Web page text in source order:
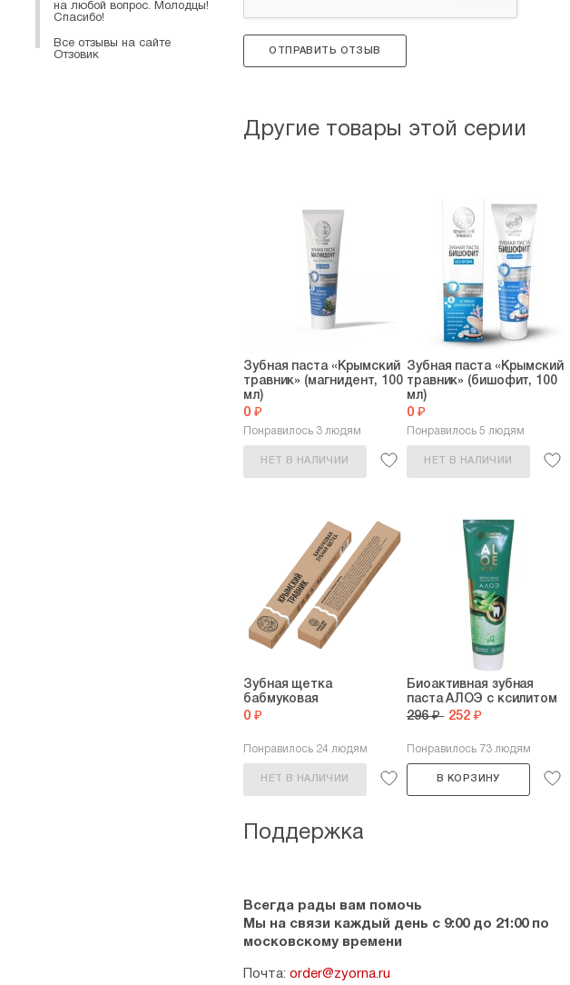
ОТПРАВИТЬ ОТЗЫВ
Другие товары этой серии
Зубная паста «Крымский
травник» (магнидент, 100
мл)
0 ₽
Понравилось 3 людям
НЕТ В НАЛИЧИИ
Зубная паста «Крымский
травник» (бишофит, 100
мл)
0 ₽
Понравилось 5 людям
НЕТ В НАЛИЧИИ
Зубная щетка
бабмуковая
0 ₽
Понравилось 24 людям
НЕТ В НАЛИЧИИ
Биоактивная зубная
паста АЛОЭ с ксилитом
296 ₽ 252 ₽
Понравилось 73 людям
В КОРЗИНУ
Поддержка
Всегда рады вам помочь
Мы на связи каждый день с 9:00 до 21:00 по
московскому времени
Почта: order@zyorna.ru
на любой вопрос. Молодцы!
Спасибо!
Все отзывы на сайте
Отзовик